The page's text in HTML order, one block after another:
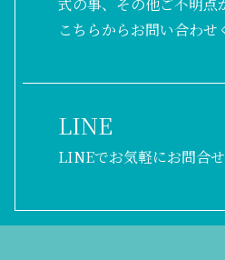
お問い合わせ
式の事、その他ご不明
こちらからお問い合わせ
LINEでお気軽にお問合